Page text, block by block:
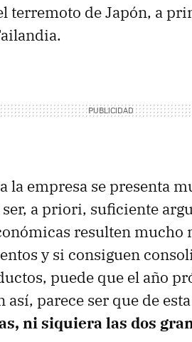
terremoto de Japón, a
la empresa se presenta
a priori, suficiente
resulten mucho
y si consiguen
puede que el año
parece ser que de
ni siquiera las dos